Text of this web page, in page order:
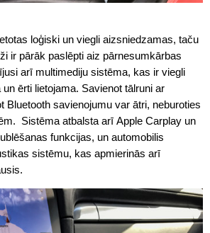
loģiski un viegli aizsniedzamas, taču
ir pārāk paslēpti aiz pārnesumkārbas
arī multimediju sistēma, kas ir viegli
ērti lietojama. Savienot tālruni ar
Bluetooth savienojumu var ātri, neburoties
Sistēma atbalsta arī Apple Carplay un
funkcijas, un automobilis
sistēmu, kas apmierinās arī